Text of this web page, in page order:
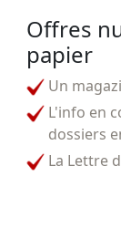
Offres
papier
Un
L'info en
dossiers
La Lettre